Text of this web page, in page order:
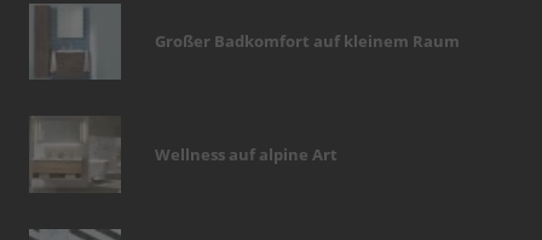
Großer Badkomfort auf kleinem Raum
Wellness auf alpine Art